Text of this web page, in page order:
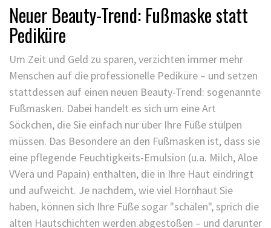
Neuer Beauty-Trend: Fußmaske statt
Pediküre
Um Zeit und Geld zu sparen, verzichten immer mehr
Menschen auf die professionelle Pediküre – und setzen
stattdessen auf einen neuen Beauty-Trend: sogenannte
Fußmasken. Dabei handelt es sich um eine Art
Söckchen, die Sie einfach nur über Ihre Füße stülpen
müssen. Das Besondere an den Fußmasken ist, dass sie
eine pflegende Feuchtigkeits-Emulsion (u.a. Milch, Aloe
VVera und Papain) enthalten, die in Ihre Haut eindringt
und aufweicht. Je nachdem, wie viel Hornhaut Sie
haben, können sich Ihre Füße sogar "schälen", sprich die
alten Hautschichten werden abgestoßen – und darunter